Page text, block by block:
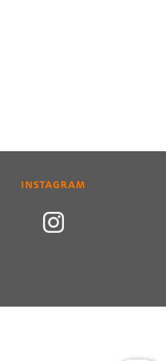
INSTAGRAM